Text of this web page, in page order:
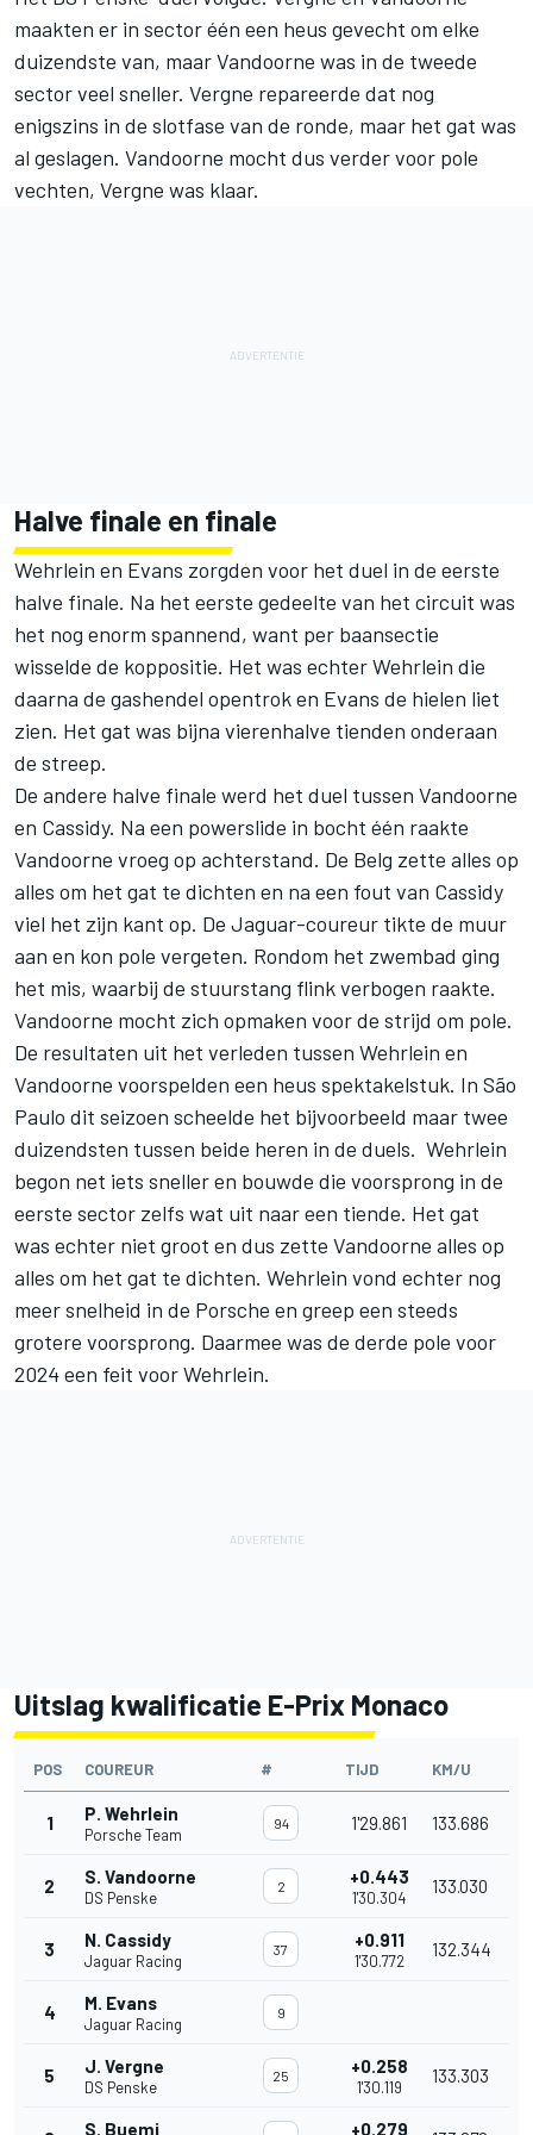
maakten er in sector één een heus gevecht om elke
duizendste van, maar Vandoorne was in de tweede
sector veel sneller. Vergne repareerde dat nog
enigszins in de slotfase van de ronde, maar het gat was
al geslagen. Vandoorne mocht dus verder voor pole
vechten, Vergne was klaar.
Halve finale en finale
Wehrlein en Evans zorgden voor het duel in de eerste
halve finale. Na het eerste gedeelte van het circuit was
het nog enorm spannend, want per baansectie
wisselde de koppositie. Het was echter Wehrlein die
daarna de gashendel opentrok en Evans de hielen liet
zien. Het gat was bijna vierenhalve tienden onderaan
de streep.
De andere halve finale werd het duel tussen Vandoorne
en Cassidy. Na een powerslide in bocht één raakte
Vandoorne vroeg op achterstand. De Belg zette alles op
alles om het gat te dichten en na een fout van Cassidy
viel het zijn kant op. De Jaguar-coureur tikte de muur
aan en kon pole vergeten. Rondom het zwembad ging
het mis, waarbij de stuurstang flink verbogen raakte.
Vandoorne mocht zich opmaken voor de strijd om pole.
De resultaten uit het verleden tussen Wehrlein en
Vandoorne voorspelden een heus spektakelstuk. In São
Paulo dit seizoen scheelde het bijvoorbeeld maar twee
duizendsten tussen beide heren in de duels. Wehrlein
begon net iets sneller en bouwde die voorsprong in de
eerste sector zelfs wat uit naar een tiende. Het gat
was echter niet groot en dus zette Vandoorne alles op
alles om het gat te dichten. Wehrlein vond echter nog
meer snelheid in de Porsche en greep een steeds
grotere voorsprong. Daarmee was de derde pole voor
2024 een feit voor Wehrlein.
Uitslag kwalificatie E-Prix Monaco
POS COUREUR # TIJD KM/U
1 P. Wehrlein
Porsche Team
94 1'29.861 133.686
2 S. Vandoorne
DS Penske
2 +0.443
1'30.304
133.030
3 N. Cassidy
Jaguar Racing
37 +0.911
1'30.772
132.344
4 M. Evans
Jaguar Racing
9
5 J. Vergne
DS Penske
25 +0.258
1'30.119
133.303
S. Buemi +0.279